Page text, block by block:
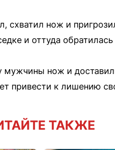
схватил нож и
и оттуда
нож и
привести к лишению
ТАКЖЕ